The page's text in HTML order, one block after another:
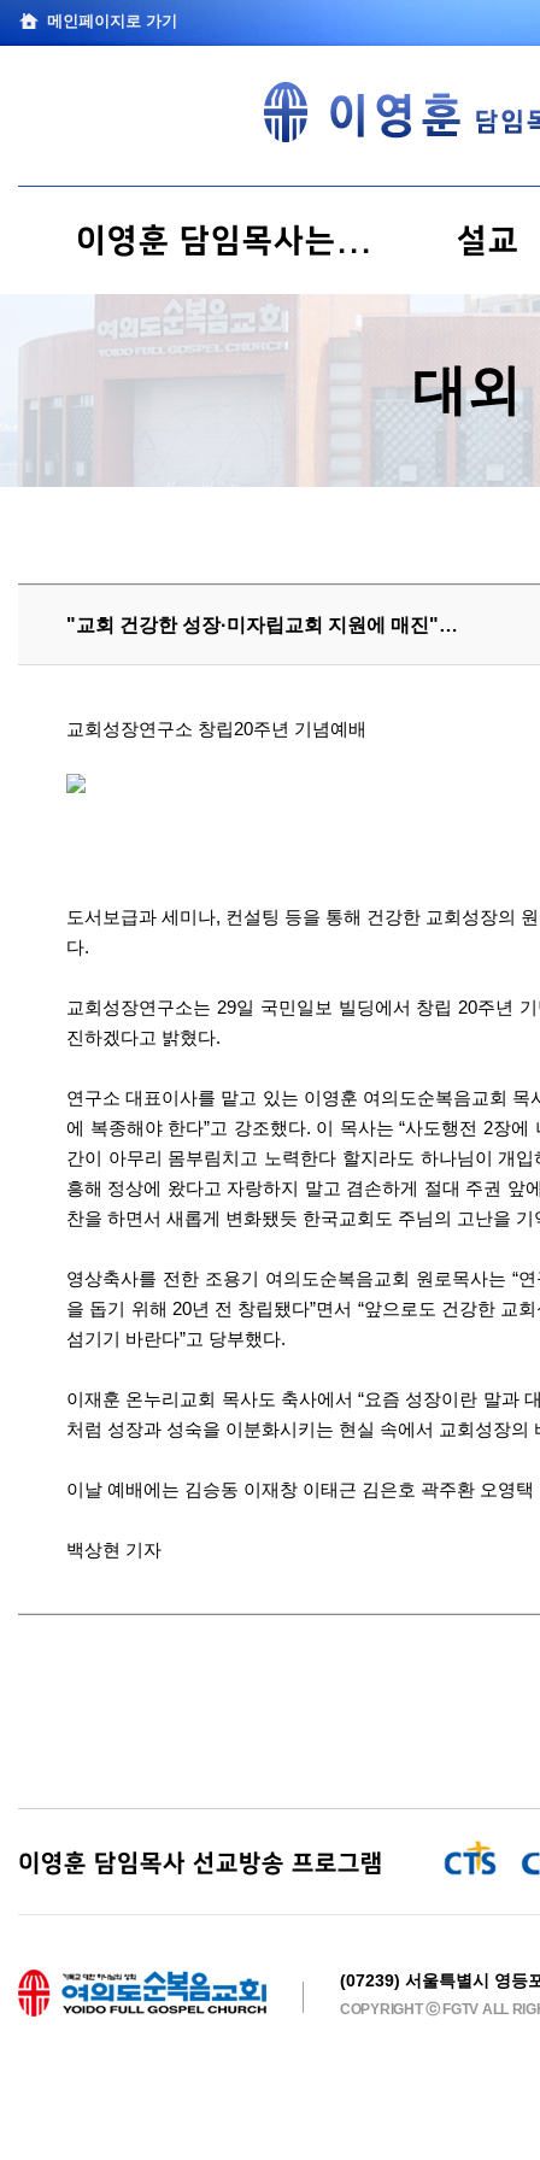
메인페이지로 가기
이영훈 담임목사는... 설교
대외
"교회 건강한 성장·미자립교회 지원에 매진"…
교회성장연구소 창립20주년 기념예배
도서보급과 세미나, 컨설팅 등을 통해 건강한 교회성장의
다.
교회성장연구소는 29일 국민일보 빌딩에서 창립 20주년
진하겠다고 밝혔다.
연구소 대표이사를 맡고 있는 이영훈 여의도순복음교회
에 복종해야 한다”고 강조했다. 이 목사는 “사도행전 2장
간이 아무리 몸부림치고 노력한다 할지라도 하나님이 개
흥해 정상에 왔다고 자랑하지 말고 겸손하게 절대 주권 앞
찬을 하면서 새롭게 변화됐듯 한국교회도 주님의 고난을
영상축사를 전한 조용기 여의도순복음교회 원로목사는 “
을 돕기 위해 20년 전 창립됐다”면서 “앞으로도 건강한 교
섬기기 바란다”고 당부했다.
이재훈 온누리교회 목사도 축사에서 “요즘 성장이란 말과
처럼 성장과 성숙을 이분화시키는 현실 속에서 교회성장
이날 예배에는 김승동 이재창 이태근 김은호 곽주환 오영
백상현 기자
이영훈 담임목사 선교방송 프로그램
(07239) 서울특별시 영등
COPYRIGHT ⓒ FGTV ALL